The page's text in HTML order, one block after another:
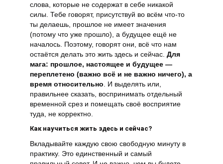
Целительство
слова, которые не содержат в себе никакой
силы. Тебе говорят, присутствуй во всём что-то
ты делаешь, прошлое не имеет значения
(потому что уже прошло), а будущее ещё не
началось. Поэтому, говорят они, всё что нам
остаётся делать это жить здесь и сейчас. Для
мага: прошлое, настоящее и будущее —
переплетено (важно всё и не важно ничего), а
время относительно. И выделять или,
правильнее сказать, воспринимать отдельный
временной срез и помещать своё восприятие
туда, не корректно.
Как научиться жить здесь и сейчас?
Вкладывайте каждую свою свободную минуту в
практику. Это единственный и самый